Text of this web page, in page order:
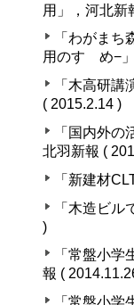
用」，河北新
「わがまち
用のすゝめ−
「木高研
( 2015.2.14 )
「国内外
北羽新報 (
「新建材
「木造ビ
)
「常盤小
報 (